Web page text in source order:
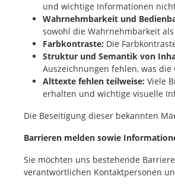
und wichtige Informationen
Wahrnehmbarkeit und
sowohl die Wahrnehmbarkeit
Farbkontraste: Die
Struktur und Semantik von
Auszeichnungen fehlen, was
Alttexte fehlen teilweise: Viele
erhalten und wichtige visuelle
Die Beseitigung dieser bekannten
Barrieren melden sowie
Sie möchten uns bestehende
verantwortlichen Kontaktpersonen